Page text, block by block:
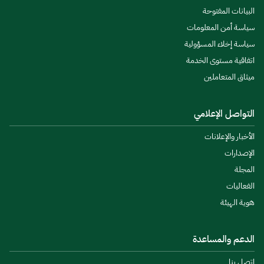
البيانات المفتوحة
سياسة أمن المعلومات
سياسة إخلاء المسؤولية
اتفاقية مستوى الخدمة
ميثاق المتعاملين
التواصل الإعلامي
الأخبار والإعلانات
الإصدارات
المجلة
الفعاليات
هوية الهيئة
الدعم والمساعدة